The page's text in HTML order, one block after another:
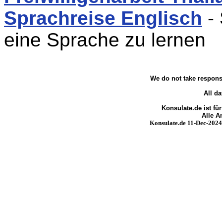
Sprachreise Englisch -
eine Sprache zu lernen
We do not take
All
Konsulate.de ist
Alle
Konsulate.de 11-Dec-